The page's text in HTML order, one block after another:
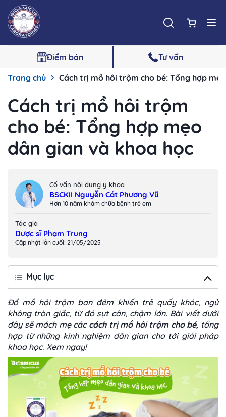
Điểm bán Tư vấn
Trang chủ Cách trị mồ hôi trộm cho bé: Tổng hợp
Cách trị mồ hôi trộm
cho bé: Tổng hợp mẹo
dân gian và khoa học
Cố vấn nội dung y khoa
BSCKII Nguyễn Cát Phương Vũ
Hơn 10 năm khám chữa bệnh trẻ em
Tác giả
Dược sĩ Phạm Trung
Cập nhật lần cuối: 21/05/2025
Mục lục
Đổ mồ hôi trộm ban đêm khiến trẻ quấy khóc, ngủ
không tròn giấc, từ đó sụt cân, chậm lớn. Bài viết dưới
đây sẽ mách mẹ các cách trị mồ hôi trộm cho bé, tổng
hợp từ những kinh nghiệm dân gian cho tới giải pháp
khoa học. Xem ngay!